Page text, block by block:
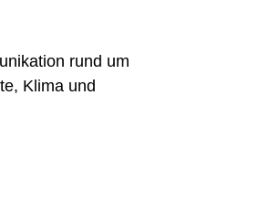
rund um
Klima und